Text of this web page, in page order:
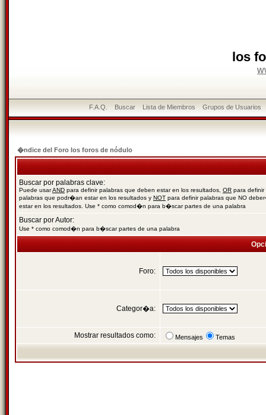
los
F.A.Q. Buscar Lista de Miembros Grupos de Usuarios
�ndice del Foro los foros de nódulo
Buscar por palabras clave:
Puede usarAND para definir palabras que deben estar en los resultados, OR para definir
palabras que podr�an estar en los resultados y NOT para definir palabras que NO
estar en los resultados. Use * como comod�n para b�scar partes de una palabra
Buscar por Autor:
Use * como comod�n para b�scar partes de una palabra
Foro:
Categor�a:
Mostrar resultados como: Mensajes Temas